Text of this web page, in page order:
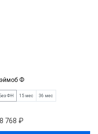
Ф
Без ФН 15 мес 36 мес
768 ₽